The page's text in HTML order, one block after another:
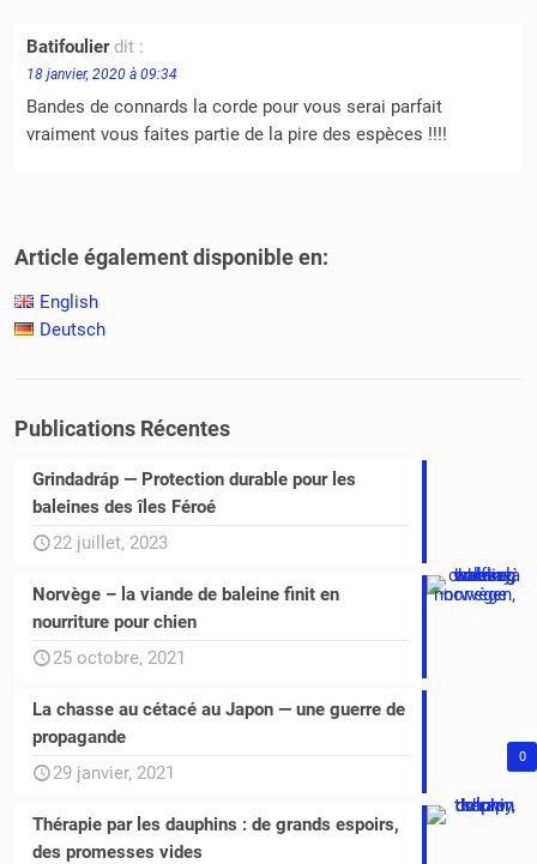
Batifoulier dit :
18 janvier, 2020 à 09:34
Bandes de connards la corde pour vous serai parfait
vraiment vous faites partie de la pire des espèces !!!!
Article également disponible en:
English
Deutsch
Publications Récentes
Grindadráp — Protection durable pour les
baleines des îles Féroé
22 juillet, 2023
Norvège – la viande de baleine finit en
nourriture pour chien
25 octobre, 2021
0
La chasse au cétacé au Japon — une guerre de
propagande
29 janvier, 2021
Thérapie par les dauphins : de grands espoirs,
des promesses vides